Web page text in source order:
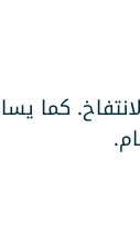
كما